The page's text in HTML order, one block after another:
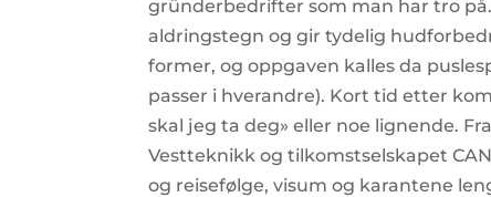
gründerbedrifter som man har tro
aldringstegn og gir tydelig
former, og oppgaven kalles da
passer i hverandre). Kort tid etter
skal jeg ta deg» eller noe lignende.
Vestteknikk og tilkomstselskapet
og reisefølge, visum og karantene